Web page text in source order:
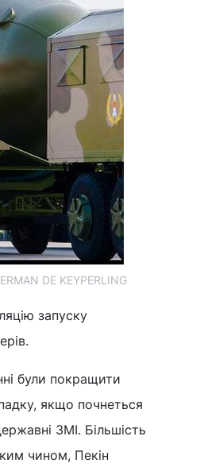
DE KEYPERLING
запуску
були покращити
якщо почнеться
ЗМІ. Більшість
чином, Пекін